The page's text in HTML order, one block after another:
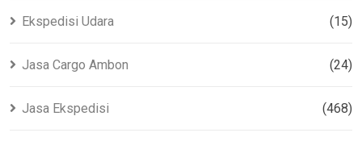
Ekspedisi Udara (15)
Jasa Cargo Ambon (24)
Jasa Ekspedisi (468)